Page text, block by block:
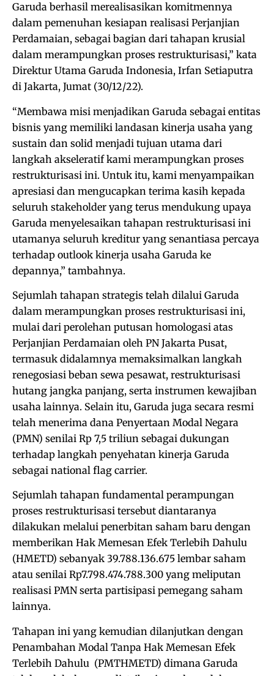
Garuda berhasil merealisasikan komitmennya
dalam pemenuhan kesiapan realisasi Perjanjian
Perdamaian, sebagai bagian dari tahapan krusial
dalam merampungkan proses restrukturisasi,” kata
Direktur Utama Garuda Indonesia, Irfan Setiaputra
di Jakarta, Jumat (30/12/22).
“Membawa misi menjadikan Garuda sebagai entitas
bisnis yang memiliki landasan kinerja usaha yang
sustain dan solid menjadi tujuan utama dari
langkah akseleratif kami merampungkan proses
restrukturisasi ini. Untuk itu, kami menyampaikan
apresiasi dan mengucapkan terima kasih kepada
seluruh stakeholder yang terus mendukung upaya
Garuda menyelesaikan tahapan restrukturisasi ini
utamanya seluruh kreditur yang senantiasa percaya
terhadap outlook kinerja usaha Garuda ke
depannya,” tambahnya.
Sejumlah tahapan strategis telah dilalui Garuda
dalam merampungkan proses restrukturisasi ini,
mulai dari perolehan putusan homologasi atas
Perjanjian Perdamaian oleh PN Jakarta Pusat,
termasuk didalamnya memaksimalkan langkah
renegosiasi beban sewa pesawat, restrukturisasi
hutang jangka panjang, serta instrumen kewajiban
usaha lainnya. Selain itu, Garuda juga secara resmi
telah menerima dana Penyertaan Modal Negara
(PMN) senilai Rp 7,5 triliun sebagai dukungan
terhadap langkah penyehatan kinerja Garuda
sebagai national flag carrier.
Sejumlah tahapan fundamental perampungan
proses restrukturisasi tersebut diantaranya
dilakukan melalui penerbitan saham baru dengan
memberikan Hak Memesan Efek Terlebih Dahulu
(HMETD) sebanyak 39.788.136.675 lembar saham
atau senilai Rp7.798.474.788.300 yang meliputan
realisasi PMN serta partisipasi pemegang saham
lainnya.
Tahapan ini yang kemudian dilanjutkan dengan
Penambahan Modal Tanpa Hak Memesan Efek
Terlebih Dahulu (PMTHMETD) dimana Garuda